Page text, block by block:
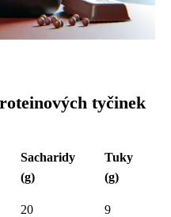
tyčinek
Sacharidy
(g)
Tuky
(g)
20 9